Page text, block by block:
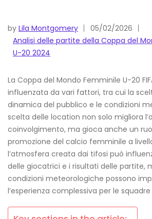
by Lila Montgomery
05/02/2026
Analisi delle partite della Coppa del
U-20 2024
La Coppa del Mondo Femminile U-20
influenzata da vari fattori, tra cui la
dinamica del pubblico e le condizioni
scelta delle location non solo migliora
coinvolgimento, ma gioca anche un
promozione del calcio femminile a
l’atmosfera creata dai tifosi può
delle giocatrici e i risultati delle partite,
condizioni meteorologiche possono
l’esperienza complessiva per le